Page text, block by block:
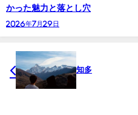
かった魅力と落とし穴
2026年7月29日
知多